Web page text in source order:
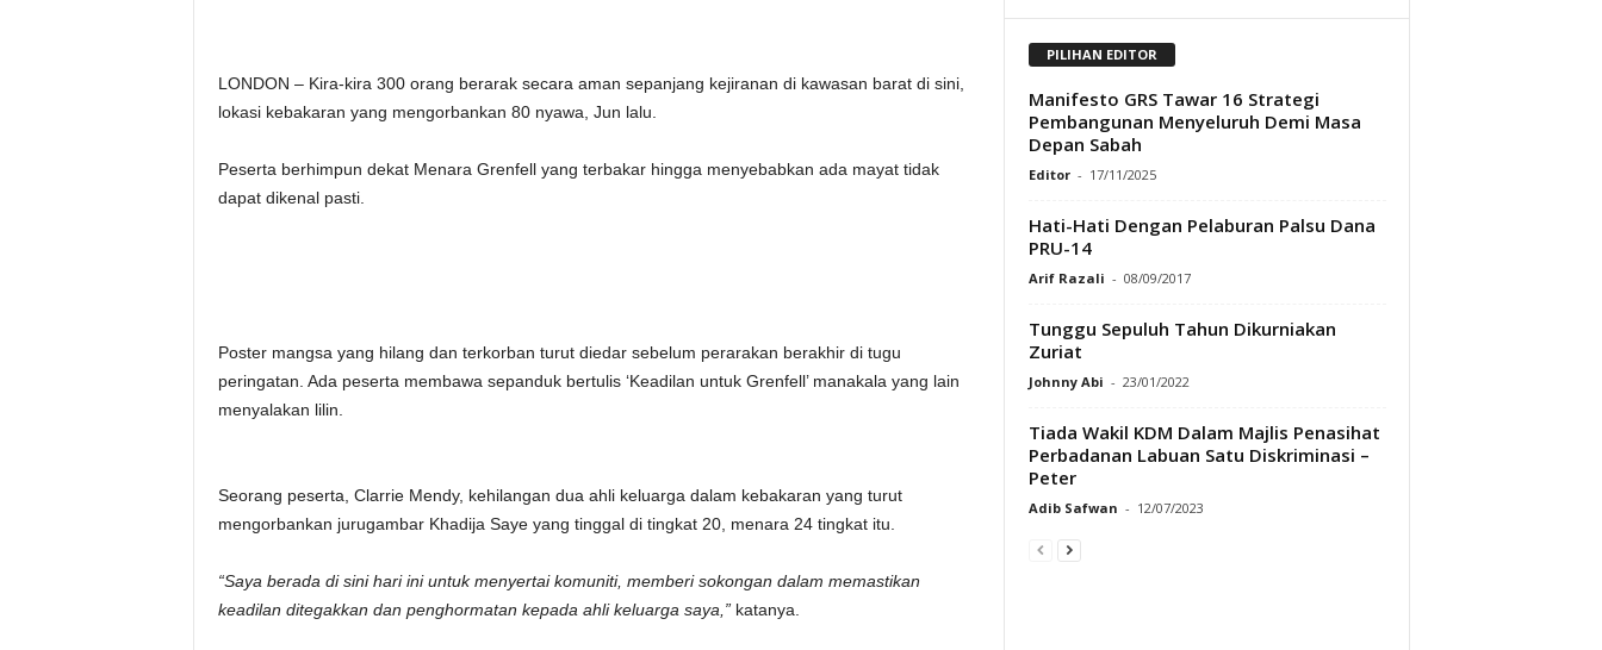
LONDON – Kira-kira 300 orang berarak secara aman sepanjang kejiranan di kawasan barat di sini,
lokasi kebakaran yang mengorbankan 80 nyawa, Jun lalu.
Peserta berhimpun dekat Menara Grenfell yang terbakar hingga menyebabkan ada mayat tidak
dapat dikenal pasti.
Poster mangsa yang hilang dan terkorban turut diedar sebelum perarakan berakhir di tugu
peringatan. Ada peserta membawa sepanduk bertulis ‘Keadilan untuk Grenfell’ manakala yang lain
menyalakan lilin.
Seorang peserta, Clarrie Mendy, kehilangan dua ahli keluarga dalam kebakaran yang turut
mengorbankan jurugambar Khadija Saye yang tinggal di tingkat 20, menara 24 tingkat itu.
“Saya berada di sini hari ini untuk menyertai komuniti, memberi sokongan dalam memastikan
keadilan ditegakkan dan penghormatan kepada ahli keluarga saya,”katanya.
PILIHAN EDITOR
Manifesto GRS Tawar 16 Strategi
Pembangunan Menyeluruh Demi Masa
Depan Sabah
Editor - 17/11/2025
Hati-Hati Dengan Pelaburan Palsu Dana
PRU-14
Arif Razali - 08/09/2017
Tunggu Sepuluh Tahun Dikurniakan
Zuriat
Johnny Abi - 23/01/2022
Tiada Wakil KDM Dalam Majlis Penasihat
Perbadanan Labuan Satu Diskriminasi –
Peter
Adib Safwan - 12/07/2023